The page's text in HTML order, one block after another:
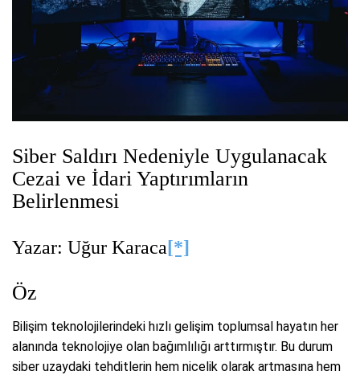
Siber Saldırı Nedeniyle Uygulanacak
Cezai ve İdari Yaptırımların
Belirlenmesi
Yazar: Uğur Karaca[*]
Öz
Bilişim teknolojilerindeki hızlı gelişim toplumsal hayatın her
alanında teknolojiye olan bağımlılığı arttırmıştır. Bu durum
siber uzaydaki tehditlerin hem nicelik olarak artmasına hem